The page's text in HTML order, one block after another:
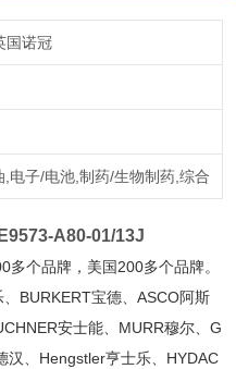
国诺冠
,电子/电池,制药/生物制药,综合
A80-01/13J
个品牌，美国200多个品牌。
BURKERT宝德、ASCO阿斯
安士能、MURR穆尔、G
汉、Hengstler亨士乐、HYDAC